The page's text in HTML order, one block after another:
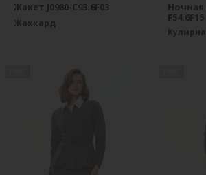
Жакет J0980-C93.6F03
Жаккард
Ночная
F54.6F15